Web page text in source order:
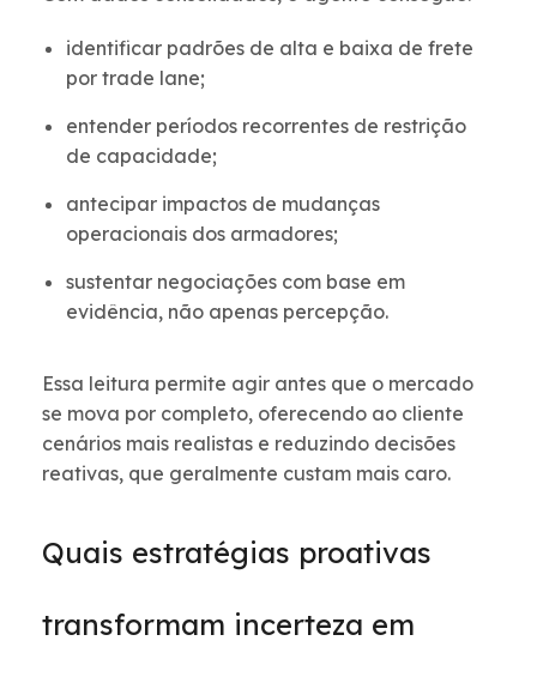
identificar padrões de alta e baixa de frete
por trade lane;
entender períodos recorrentes de restrição
de capacidade;
antecipar impactos de mudanças
operacionais dos armadores;
sustentar negociações com base em
evidência, não apenas percepção.
Essa leitura permite agir antes que o mercado
se mova por completo, oferecendo ao cliente
cenários mais realistas e reduzindo decisões
reativas, que geralmente custam mais caro.
Quais estratégias proativas
transformam incerteza em